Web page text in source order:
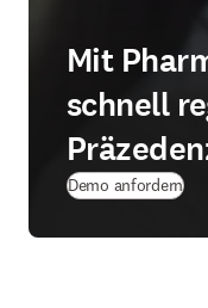
Mit
schnell
Demo anfordern